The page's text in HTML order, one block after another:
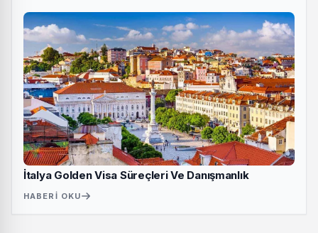
İtalya Golden Visa Süreçleri Ve Danışmanlık
HABERI OKU